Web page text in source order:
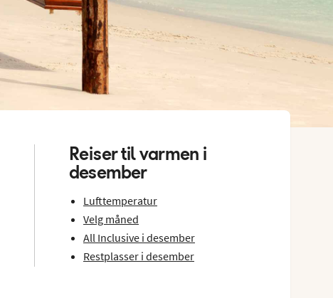
Reiser til varmen i
desember
Lufttemperatur
Velg måned
All Inclusive i desember
Restplasser i desember